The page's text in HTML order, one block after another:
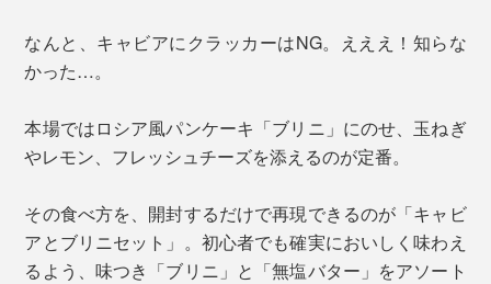
なんと、キャビアにクラッカーはNG。えええ！知らな
かった…。
本場ではロシア風パンケーキ「ブリニ」にのせ、玉ねぎ
やレモン、フレッシュチーズを添えるのが定番。
その食べ方を、開封するだけで再現できるのが「キャビ
アとブリニセット」。初心者でも確実においしく味わえ
るよう、味つき「ブリニ」と「無塩バター」をアソート